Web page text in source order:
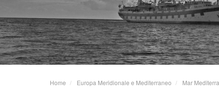
Home Europa Meridionale e Mediterraneo Mar